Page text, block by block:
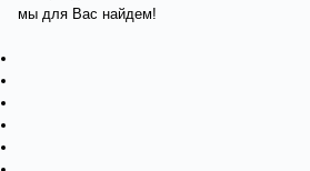
мы для Вас найдем!